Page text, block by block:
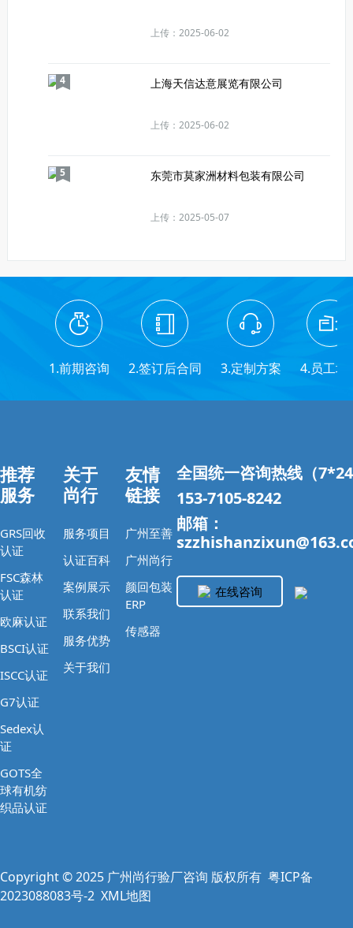
上传：2025-06-02
4 上海天信达意展览有限公司
上传：2025-06-02
5 东莞市莫家洲材料包装有限公司
上传：2025-05-07
1.前期咨询 2.签订后合同 3.定制方案 4.员工培
推荐
服务
GRS回收
认证
FSC森林
认证
欧麻认证
BSCI认证
ISCC认证
G7认证
Sedex认
证
GOTS全
球有机纺
织品认证
关于
尚行
服务项目
认证百科
案例展示
联系我们
服务优势
关于我们
友情
链接
广州至善
广州尚行
颜回包装
ERP
传感器
全国统一咨询热线（
153-7105-8242
邮箱：
在线咨询
Copyright © 2025 广州尚行验厂咨询 版权所有 粤ICP备
2023088083号-2 XML地图